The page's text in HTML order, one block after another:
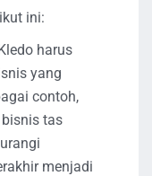
ini:
harus
yang
contoh,
tas
menjadi